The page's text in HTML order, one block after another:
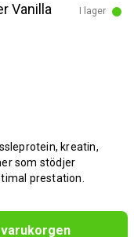
Vanilla
I lager
kreatin,
som stödjer
prestation.